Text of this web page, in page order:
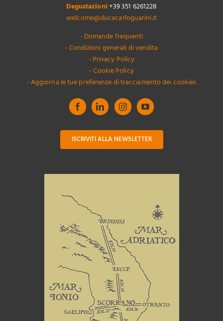
Degustazioni+39 351 6261228
welcome@ducacarloguarini.it
- Domande frequenti
- Condizioni generali di vendita
- Privacy Policy
- Cookie Policy
- Aggiorna le tue preferenze di tracciamento dei cookies
ISCRIVITI ALLA NEWSLETTER